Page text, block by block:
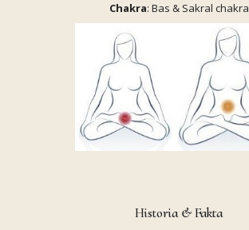
Chakra: Bas & Sakral chakra
Historia & Fakta